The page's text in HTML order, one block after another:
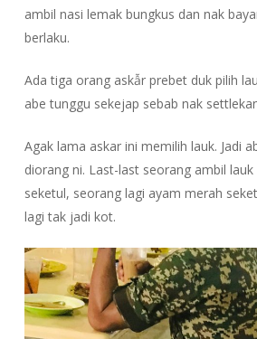
ambil nasi lemak bungkus dan nak
berlaku.
Ada tiga orang askẫr prebet duk pilih
abe tunggu sekejap sebab nak
Agak lama askar ini memilih lauk. Jadi
diorang ni. Last-last seorang ambil
seketul, seorang lagi ayam merah
lagi tak jadi kot.